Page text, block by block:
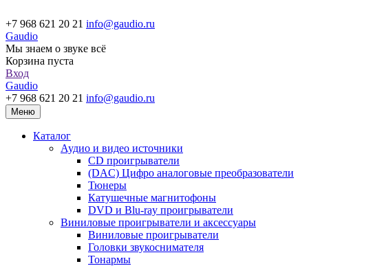
+7 968 621 20 21 info@gaudio.ru
Gaudio
Мы знаем о звуке всё
Корзина пуста
Вход
Gaudio
+7 968 621 20 21 info@gaudio.ru
Меню
Каталог
Аудио и видео источники
CD проигрыватели
(DAC) Цифро аналоговые преобразователи
Тюнеры
Катушечные магнитофоны
DVD и Blu-ray проигрыватели
Виниловые проигрыватели и аксессуары
Виниловые проигрыватели
Головки звукоснимателя
Тонармы